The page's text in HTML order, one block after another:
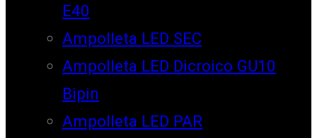
E40
Ampolleta LED SEC
Ampolleta LED Dicroico GU10
Bipin
Ampolleta LED PAR